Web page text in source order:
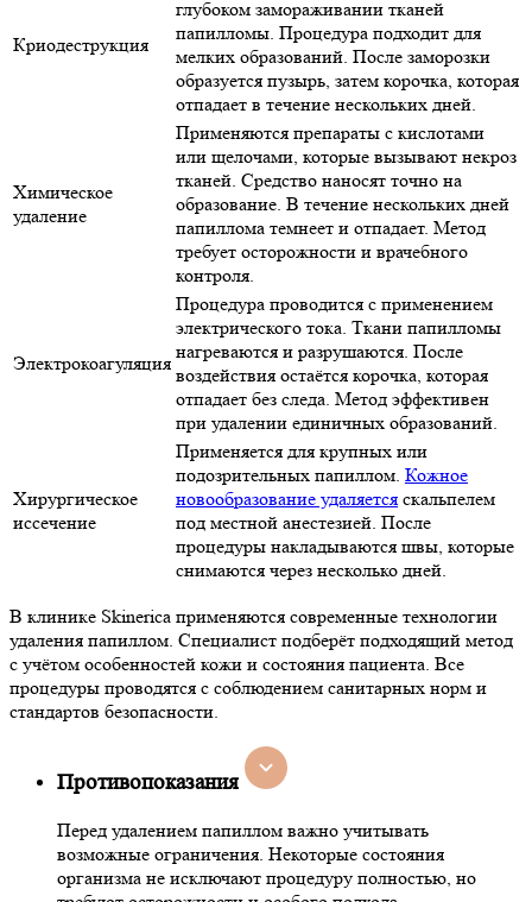
Криодеструкция
глубоком замораживании тканей
папилломы. Процедура подходит для
мелких образований. После заморозки
образуется пузырь, затем корочка, которая
отпадает в течение нескольких дней.
Химическое
удаление
Применяются препараты с кислотами
или щелочами, которые вызывают некроз
тканей. Средство наносят точно на
образование. В течение нескольких дней
папиллома темнеет и отпадает. Метод
требует осторожности и врачебного
контроля.
Электрокоагуляция
Процедура проводится с применением
электрического тока. Ткани папилломы
нагреваются и разрушаются. После
воздействия остаётся корочка, которая
отпадает без следа. Метод эффективен
при удалении единичных образований.
Хирургическое
иссечение
Применяется для крупных или
подозрительных папиллом. Кожное
новообразование удаляется скальпелем
под местной анестезией. После
процедуры накладываются швы, которые
снимаются через несколько дней.
В клинике Skinerica применяются современные технологии
удаления папиллом. Специалист подберёт подходящий метод
с учётом особенностей кожи и состояния пациента. Все
процедуры проводятся с соблюдением санитарных норм и
стандартов безопасности.
Противопоказания
Перед удалением папиллом важно учитывать
возможные ограничения. Некоторые состояния
организма не исключают процедуру полностью, но